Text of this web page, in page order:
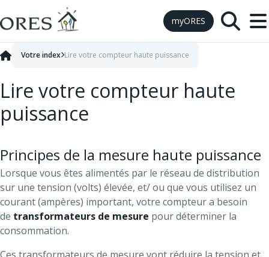
Skip to Content
myORES
Lire votre compteur haute
puissance
Votre index Lire votre compteur haute puissance
Principes de la mesure haute puissance
Lorsque vous êtes alimentés par le réseau de distribution
sur une tension (volts) élevée, et/ ou que vous utilisez un
courant (ampères) important, votre compteur a besoin
de transformateurs de mesure pour déterminer la
consommation.